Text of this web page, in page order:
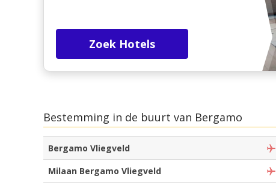
Zoek Hotels
Bestemming in de buurt van Bergamo
Bergamo Vliegveld
Milaan Bergamo Vliegveld